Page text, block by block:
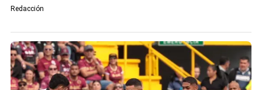
Redacción